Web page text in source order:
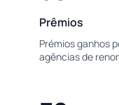
Prêmios
Prémios ganhos
agências de